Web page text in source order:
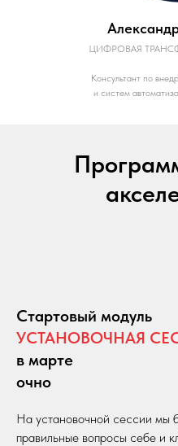
ЦИФРОВАЯ
Консультант по
и систем
Стартовый модуль
УСТАНОВОЧНАЯ
в марте
очно
На установочной сессии мы
правильные вопросы себе и